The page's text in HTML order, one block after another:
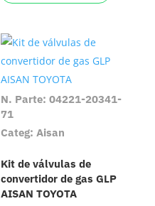
N. Parte: 04221-20341-
71
Categ: Aisan
Kit de válvulas de
convertidor de gas GLP
AISAN TOYOTA